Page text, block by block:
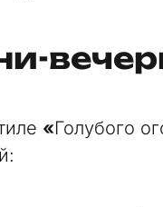
«Голубого